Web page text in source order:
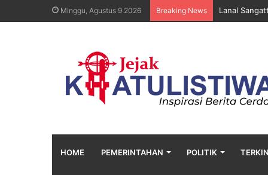
Minggu, Agustus 9 2026 Breaking News Lanal
HOME PEMERINTAHAN POLITIK